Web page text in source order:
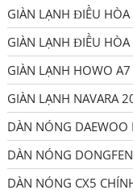
GIÀN LẠNH ĐIỀU HÒA
GIÀN LẠNH ĐIỀU HÒA
GIÀN LẠNH HOWO A7
GIÀN LẠNH NAVARA
DÀN NÓNG DAEWOO
DÀN NÓNG
DÀN NÓNG CX5